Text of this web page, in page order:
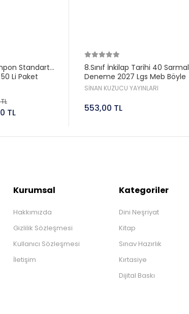
Standart
Li Paket
TL
8.Sınıf İnkilap Tarihi 40 Sarmal
Deneme 2027 Lgs Meb Böyle
Sorar Sinan Kuzucu
SİNAN KUZUCU YAYINLARI
553,00 TL
Kurumsal
Hakkımızda
Gizlilik Sözleşmesi
Kullanıcı Sözleşmesi
İletişim
Kategoriler
Dini Neşriyat
Kitap
Sınav Hazırlık
Kırtasiye
Dijital Baskı